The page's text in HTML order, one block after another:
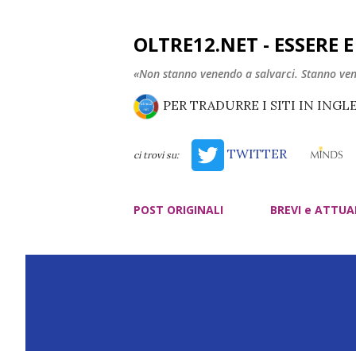
OLTRE12.NET - ESSERE
«Non stanno venendo a salvarci. Stanno
PER TRADURRE I SITI IN
ci trovi su: TWITTER
POST ORIGINALI BREVI e